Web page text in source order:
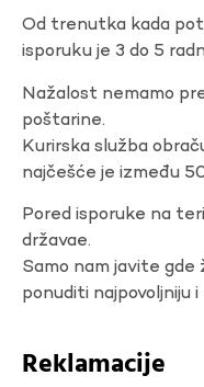
Od trenutka kada
isporuku je 3 do 5
Nažalost nemamo
poštarine.
Kurirska služba
najčešće je između
Pored isporuke na
državae.
Samo nam javite gde
ponuditi najpovoljniju
Reklamacije